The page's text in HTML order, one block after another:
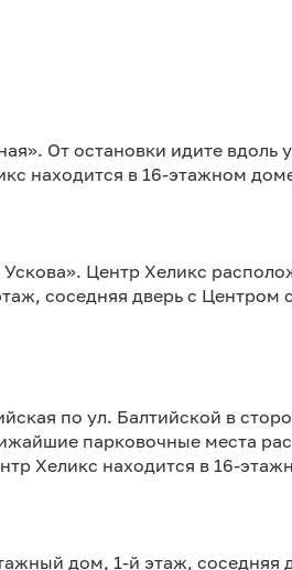
От остановки идите вдоль
находится в 16-этажном
Центр Хеликс
соседняя дверь с Центром
по ул. Балтийской в
парковочные места
Хеликс находится в 16-
дом, 1-й этаж, соседняя